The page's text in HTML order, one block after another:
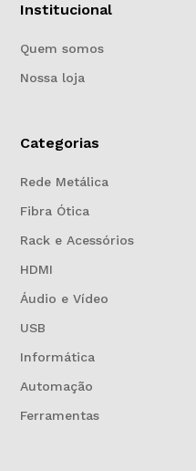
Institucional
Quem somos
Nossa loja
Categorias
Rede Metálica
Fibra Ótica
Rack e Acessórios
HDMI
Áudio e Vídeo
USB
Informática
Automação
Ferramentas